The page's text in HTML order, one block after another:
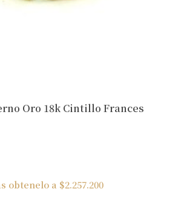
Oro 18k Cintillo Frances
obtenelo a $2.257.200